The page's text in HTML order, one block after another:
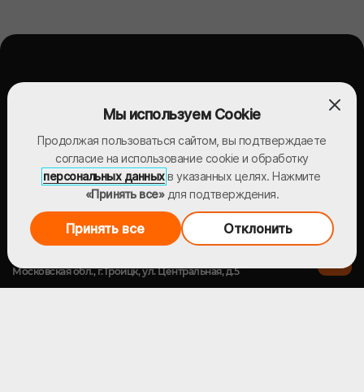
Продукция
Услуги
Московская обл., г.Троицк, ул. Центральная, д.5
Мы используем Cookie
Продолжая пользоваться сайтом, вы подтверждаете
согласие на использование cookie и обработку
персональных данныхв указанных целях. Нажмите
«Принять все»для подтверждения.
Принять все Отклонить